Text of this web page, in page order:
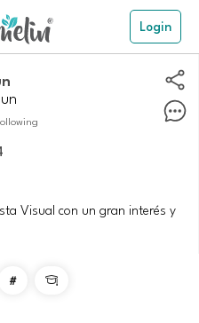
Login
Visual con un gran interés y
# 